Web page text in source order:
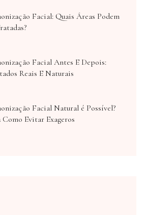
Facial: Quais Áreas Podem
Facial Antes E Depois:
Reais E Naturais
Facial Natural é Possível?
Como Evitar Exageros